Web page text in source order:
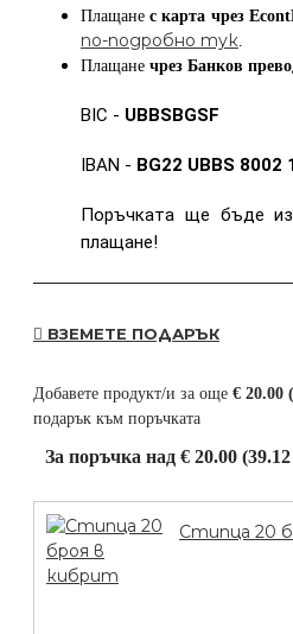
Плащанес карта чрез
по-подробно тук
Плащане чрез Банков
BIC - UBBSBGSF
IBAN - BG22 UBBS 8002
Поръчката ще бъде
плащане!
ВЗЕМЕТЕ ПОДАРЪК
Добавете продукт/и за още € 20.00
подарък към поръчката
За поръчка над € 20.00
Стипца 20